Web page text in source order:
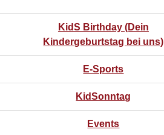
KidS Birthday (Dein
Kindergeburtstag bei uns)
E-Sports
KidSonntag
Events